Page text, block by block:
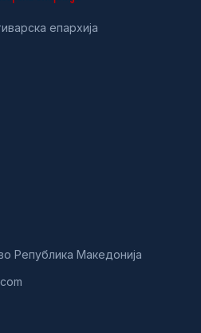
епархија
Република Македонија